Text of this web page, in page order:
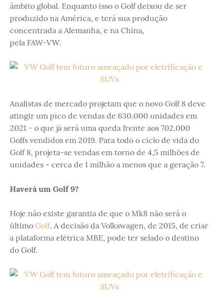
âmbito global. Enquanto isso o Golf deixou de ser
produzido na América, e terá sua produção
concentrada a Alemanha, e na China,
pela FAW-VW.
Analistas de mercado projetam que o novo Golf 8 deve
atingir um pico de vendas de 630.000 unidades em
2021 - o que já será uma queda frente aos 702.000
Golfs vendidos em 2019. Para todo o ciclo de vida do
Golf 8, projeta-se vendas em torno de 4,5 milhões de
unidades - cerca de 1 milhão a menos que a geração 7.
Haverá um Golf 9?
Hoje não existe garantia de que o Mk8 não será o
último Golf. A decisão da Volkswagen, de 2015, de criar
a plataforma elétrica MBE, pode ter selado o destino
do Golf.